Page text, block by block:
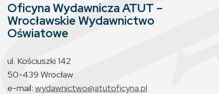
Oficyna Wydawnicza ATUT –
Wrocławskie Wydawnictwo
Oświatowe
ul. Kościuszki 142
50-439 Wrocław
e-mail: wydawnictwo@atutoficyna.pl